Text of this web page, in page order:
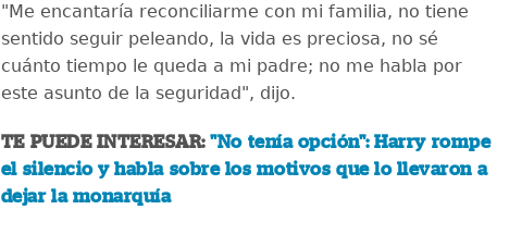
"Me encantaría reconciliarme con mi familia, no tiene
sentido seguir peleando, la vida es preciosa, no sé
cuánto tiempo le queda a mi padre; no me habla por
este asunto de la seguridad", dijo.
TE PUEDE INTERESAR:"No tenía opción": Harry rompe
el silencio y habla sobre los motivos que lo llevaron a
dejar la monarquía